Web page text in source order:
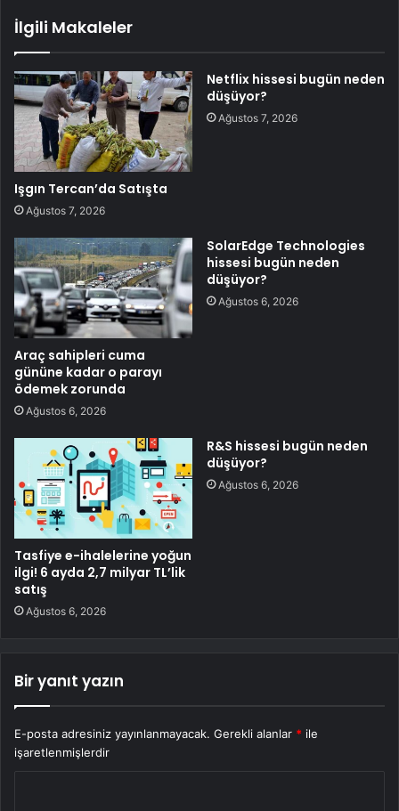
İlgili Makaleler
Işgın Tercan’da Satışta
Ağustos 7, 2026
Netflix hissesi bugün neden
düşüyor?
Ağustos 7, 2026
Araç sahipleri cuma
gününe kadar o parayı
ödemek zorunda
Ağustos 6, 2026
SolarEdge Technologies
hissesi bugün neden
düşüyor?
Ağustos 6, 2026
Tasfiye e-ihalelerine yoğun
ilgi! 6 ayda 2,7 milyar TL’lik
satış
Ağustos 6, 2026
R&S hissesi bugün neden
düşüyor?
Ağustos 6, 2026
Bir yanıt yazın
E-posta adresiniz yayınlanmayacak. Gerekli alanlar * ile
işaretlenmişlerdir